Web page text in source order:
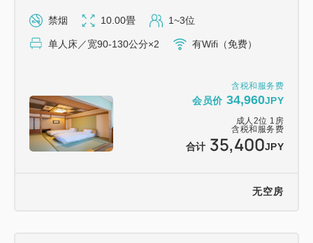
*套餐包含晚餐的客人请于晚上7:00前到达。餐厅晚上
**********************
[早餐]……餐厅将提供“日式半自助餐”。
含税和服务费
会员价 34,960JPY
成人 2位 1 房
含税和服务费
合计 35,400JPY
禁烟 10.00畳 1~3位
单人床／宽90-130公分×2 有Wifi（免费）
无空房